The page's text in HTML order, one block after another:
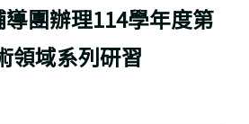
團辦理114學年度第
領域系列研習